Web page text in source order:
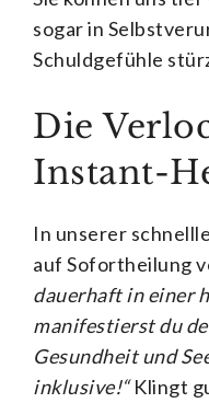
sogar in
Schuldgefühle
Die
Instant-
In unserer
auf Sofortheilung
dauerhaft in einer
manifestierst du
Gesundheit und
inklusive!“Klingt